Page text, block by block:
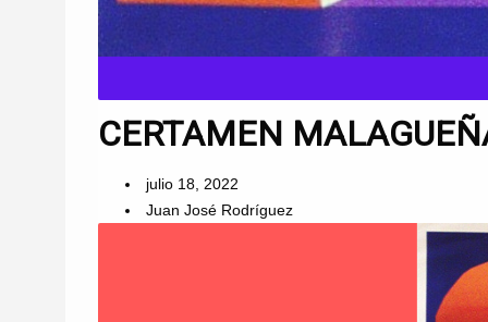
CERTAMEN
julio 18, 2022
Juan José Rodríguez